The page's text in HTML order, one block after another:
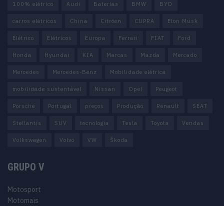
100% elétrico Audi Baterias BMW BYD
carros elétricos China Citröen CUPRA Elon Musk
Elétrico Elétricos Europa Ferrari FIAT Ford
Honda Hyundai KIA Marcas Mazda Mercado
Mercedes Mercedes-Benz Mobilidade elétrica
mobilidade sustentável Nissan Opel Peugeot
Porsche Portugal preços Produção Renault SEAT
Stellantis SUV tecnologia Tesla Toyota Vendas
Volkswagen Volvo VW Škoda
GRUPO V
Motosport
Motomais